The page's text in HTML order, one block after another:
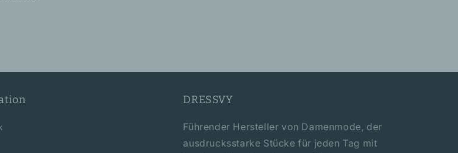
DRESSVY
Führender Hersteller von Damenmode, der
ausdrucksstarke Stücke für jeden Tag mit